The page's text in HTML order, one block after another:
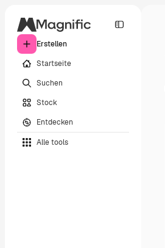
Erstellen
Startseite
Suchen
Stock
Entdecken
Alle tools